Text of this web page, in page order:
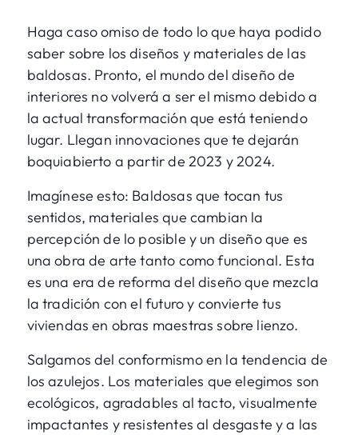
Haga caso omiso de todo lo que haya podido
saber sobre los diseños y materiales de las
baldosas. Pronto, el mundo del diseño de
interiores no volverá a ser el mismo debido a
la actual transformación que está teniendo
lugar. Llegan innovaciones que te dejarán
boquiabierto a partir de 2023 y 2024.
Imagínese esto: Baldosas que tocan tus
sentidos, materiales que cambian la
percepción de lo posible y un diseño que es
una obra de arte tanto como funcional. Esta
es una era de reforma del diseño que mezcla
la tradición con el futuro y convierte tus
viviendas en obras maestras sobre lienzo.
Salgamos del conformismo en la tendencia de
los azulejos. Los materiales que elegimos son
ecológicos, agradables al tacto, visualmente
impactantes y resistentes al desgaste y a las